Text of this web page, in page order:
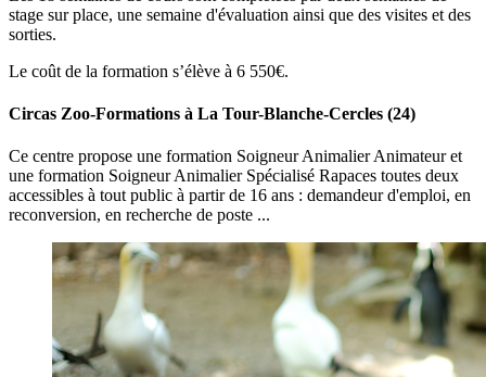
stage sur place, une semaine d'évaluation ainsi que des visites et des
sorties.
Le coût de la formation s’élève à 6 550€.
Circas Zoo-Formations à La Tour-Blanche-Cercles (24)
Ce centre propose une formation Soigneur Animalier Animateur et
une formation Soigneur Animalier Spécialisé Rapaces toutes deux
accessibles à tout public à partir de 16 ans : demandeur d'emploi, en
reconversion, en recherche de poste ...